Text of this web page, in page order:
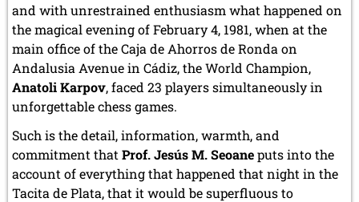
and with unrestrained enthusiasm what happened on
the magical evening of February 4, 1981, when at the
main office of the Caja de Ahorros de Ronda on
Andalusia Avenue in Cádiz, the World Champion,
Anatoli Karpov, faced 23 players simultaneously in
unforgettable chess games.
Such is the detail, information, warmth, and
commitment that Prof. Jesús M. Seoaneputs into the
account of everything that happened that night in the
Tacita de Plata, that it would be superfluous to